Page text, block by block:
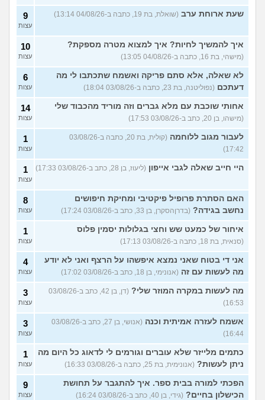
שוקל למשוך כספי פנסיה
תגמולים, מה ההשלכות של
5
עצות
עוד שאלות חדשות במדור
שעת ארוחת ערב (שואלת, בת 19, כתבה ב-04/08/26 13:14) 9
עצות
איך להמשיך לחיות? איך למצוא מטרה מספקת?
(מישהי, בת 16, כתבה ב-04/08/26 13:05)
10
עצות
לא שאלה, אלא סתם פריקה ואשמח שתכתבו לי מה
דעתכם (נפוליטנה, בת 23, כתבה ב-03/08/26 18:04)
6
עצות
אחותי שוכבת עם מלא גברים וזה מוריד מהכבוד שלי
(מישהו, בן 20, כתב ב-03/08/26 17:53)
14
עצות
לעבור מגוב ללוחמה
(קולית, בת 20, כתבה ב-03/08/26
17:42)
1
עצות
היי חייב שאלה לגבי אייפון (ליעוז, בן 28, כתב ב-03/08/26 17:33) 1
עצות
האם הסתרת פרופיל פיקטיבי ומחיקת חיפושים
נחשב בגידה? (בדרןהסקרן, בן 33, כתב ב-03/08/26 17:24)
8
עצות
איחור של כמעט שש וחצי בגלולות יסמין פלוס
(סנאית, בת 18, כתבה ב-03/08/26 17:13)
1
עצות
אני די בטוח שאני נמצא איפשהו על הרצף ואני לא יודע
מה לעשות עם זה (אנונימי, בן 18, כתב ב-03/08/26 17:02)
4
עצות
מה לעשות במקרה המוזר שלי?
(דן, בן 42, כתב ב-03/08/26
16:53)
3
עצות
אשמח לעזרה אמיתית וכנה
(אנושי, בן 27, כתב ב-03/08/26
16:44)
3
עצות
כתמים מלייזר שלא עוברים וגורמים לי לדאוג כל היום מה
ניתן לעשות? (אנונימית, בת 25, כתבה ב-03/08/26 16:33)
1
עצות
הפכתי למורה בבית ספר. איך להתגבר על תחושת
הכישלון בחיים? (גידי, בן 40, כתב ב-03/08/26 16:24)
9
עצות